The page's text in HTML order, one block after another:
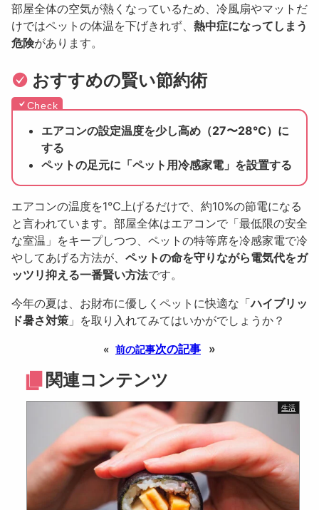
部屋全体の空気が熱くなっているため、冷風扇やマットだ
けではペットの体温を下げきれず、 熱中症になってしまう
危険があります。
おすすめの賢い節約術
エアコンの設定温度を少し高め（27〜28℃）に
する
ペットの足元に「ペット用冷感家電」を設置する
エアコンの温度を1℃上げるだけで、約10%の節電になる
と言われています。部屋全体はエアコンで「最低限の安全
な室温」をキープしつつ、ペットの特等席を冷感家電で冷
やしてあげる方法が、 ペットの命を守りながら電気代をガ
ッツリ抑える一番賢い方法です。
今年の夏は、お財布に優しくペットに快適な「ハイブリッ
ド暑さ対策 」を取り入れてみてはいかがでしょうか？
« 前の記事次の記事 »
関連コンテンツ
生活